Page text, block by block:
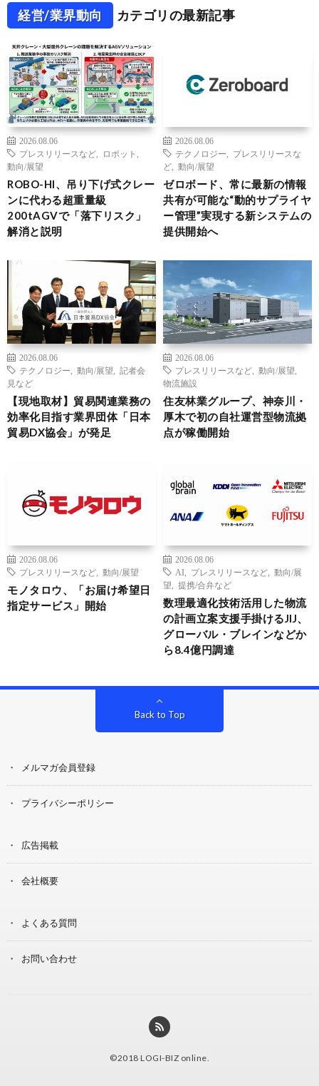
経営/業界動向 カテゴリの最新記事
2026.08.06
プレスリリースなど
ロボット
動向/展望
ROBO-HI、吊り下げ式クレー
ンに代わる超重量級
200tAGVで「落下リスク」
解消と説明
2026.08.06
テクノロジー
プレスリリースな
ど
動向/展望
ゼロボード、常に最新の情報
共有が可能な“動的サプライヤ
ー管理”実現する新システムの
提供開始へ
2026.08.06
テクノロジー
動向/展望
記者会
見など
【現地取材】貿易関連業務の
効率化目指す業界団体「日本
貿易DX協会」が発足
2026.08.06
プレスリリースなど
動向/展望
物流施設
住友林業グループ、神奈川・
厚木で初の自社運営型物流拠
点が稼働開始
2026.08.06
プレスリリースなど
動向/展望
モノタロウ、「お届け希望日
指定サービス」開始
2026.08.06
AI
プレスリリースなど
動向/展
望
提携/合弁など
数理最適化技術活用した物流
の計画立案支援手掛けるJIJ、
グローバル・ブレインなどか
ら8.4億円調達
Back to Top
メルマガ会員登録
プライバシーポリシー
広告掲載
会社概要
よくある質問
お問い合わせ
©2018 LOGI-BIZ online